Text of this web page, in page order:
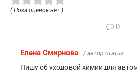
( Пока оценок нет )
0
Елена Смирнова / автор статьи
Пишу об уходовой химии для